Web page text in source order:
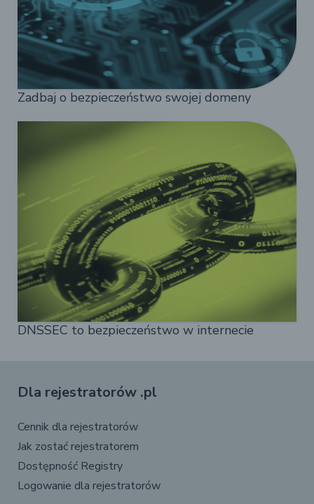
Zadbaj o bezpieczeństwo swojej domeny
DNSSEC to bezpieczeństwo w internecie
Dla rejestratorów .pl
Cennik dla rejestratorów
Jak zostać rejestratorem
Dostępność Registry
Logowanie dla rejestratorów